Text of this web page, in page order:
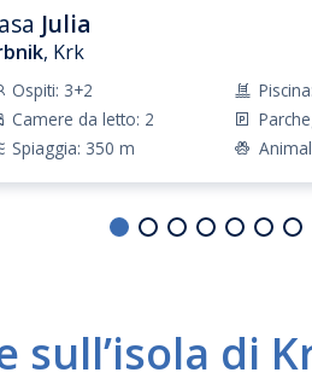
Julia
, Krk
Ospiti: 3+2
Camere da letto: 2
Spiaggia: 350 m
sull’isola di